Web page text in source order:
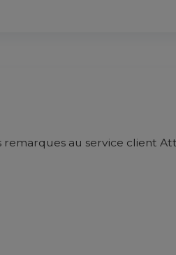
au service client